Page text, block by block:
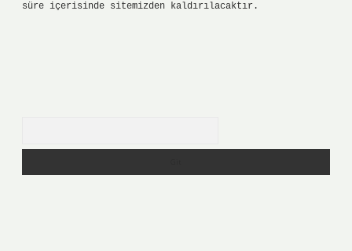
süre içerisinde sitemizden kaldırılacaktır.